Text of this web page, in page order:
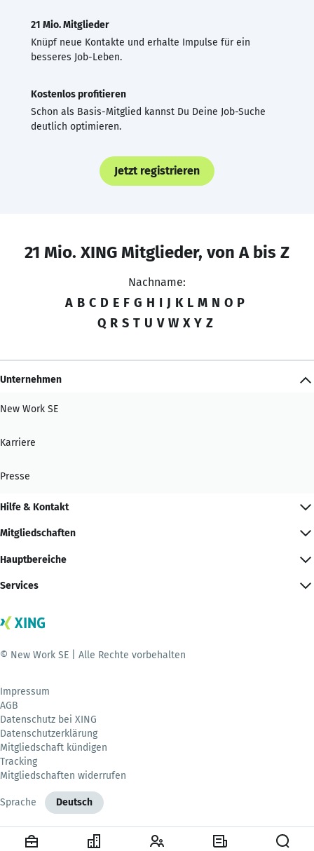
21 Mio. Mitglieder
Knüpf neue Kontakte und erhalte Impulse für ein
besseres Job-Leben.
Kostenlos profitieren
Schon als Basis-Mitglied kannst Du Deine Job-Suche
deutlich optimieren.
Jetzt registrieren
21 Mio. XING Mitglieder, von A bis Z
Nachname:
A B C D E F G H I J K L M N O P
Q R S T U V W X Y Z
Unternehmen
New Work SE
Karriere
Presse
Hilfe & Kontakt
Mitgliedschaften
Hauptbereiche
Services
© New Work SE | Alle Rechte vorbehalten
Impressum
AGB
Datenschutz bei XING
Datenschutzerklärung
Mitgliedschaft kündigen
Tracking
Mitgliedschaften widerrufen
Sprache Deutsch